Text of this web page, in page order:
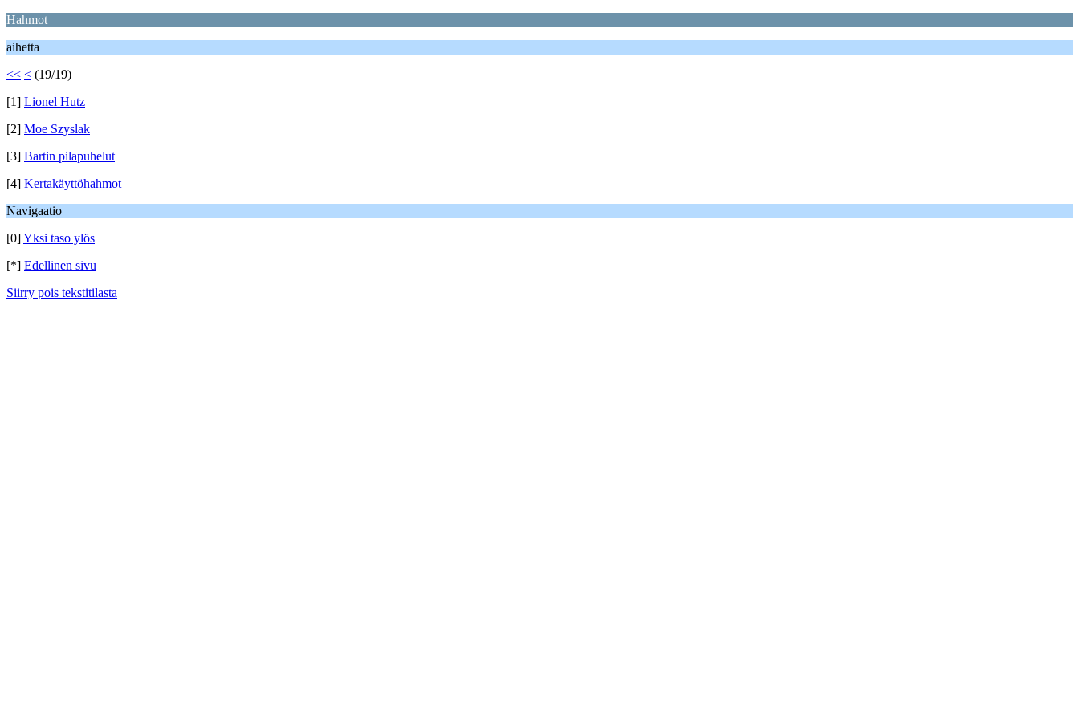
Hahmot
aihetta
<< < (19/19)
[1] Lionel Hutz
[2] Moe Szyslak
[3] Bartin pilapuhelut
[4] Kertakäyttöhahmot
Navigaatio
[0]Yksi taso ylös
[*] Edellinen sivu
Siirry pois tekstitilasta